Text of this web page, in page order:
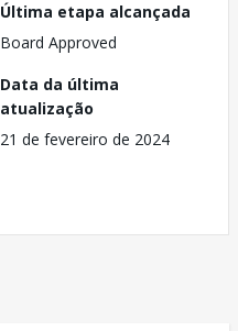
Última etapa alcançada
Board Approved
Data da última
atualização
21 de fevereiro de 2024